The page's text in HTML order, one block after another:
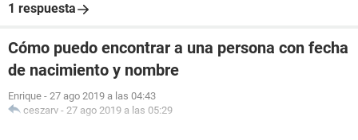
1 respuesta
Cómo puedo encontrar a una persona con fecha
de nacimiento y nombre
Enrique - 27 ago 2019 a las 04:43
ceszarv - 27 ago 2019 a las 05:29